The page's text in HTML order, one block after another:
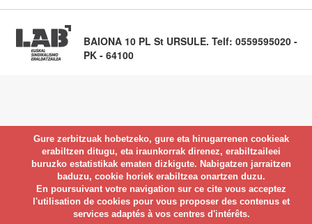
BAIONA 10 PL St URSULE. Telf: 0559595020 -
PK - 64100
Gure zerbitzuak hobetzeko, gure eta hirugarrenen cookieak
erabiltzen ditugu, eta iraunkorrak direnez, erabiltzaileei
buruzko estatistikak ematen dizkigute. Nabigatzen jarraitzen
baduzu, cookie horiek erabiltzea onartzen duzu.
En poursuivant votre navigation sur ce cite vous acceptez
l'utilisation de cookies pour vous proposer des contenus et
services adaptés à vos centres d'intérêts.